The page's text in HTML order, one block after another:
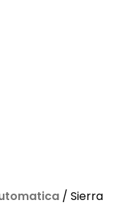
/ Sierra